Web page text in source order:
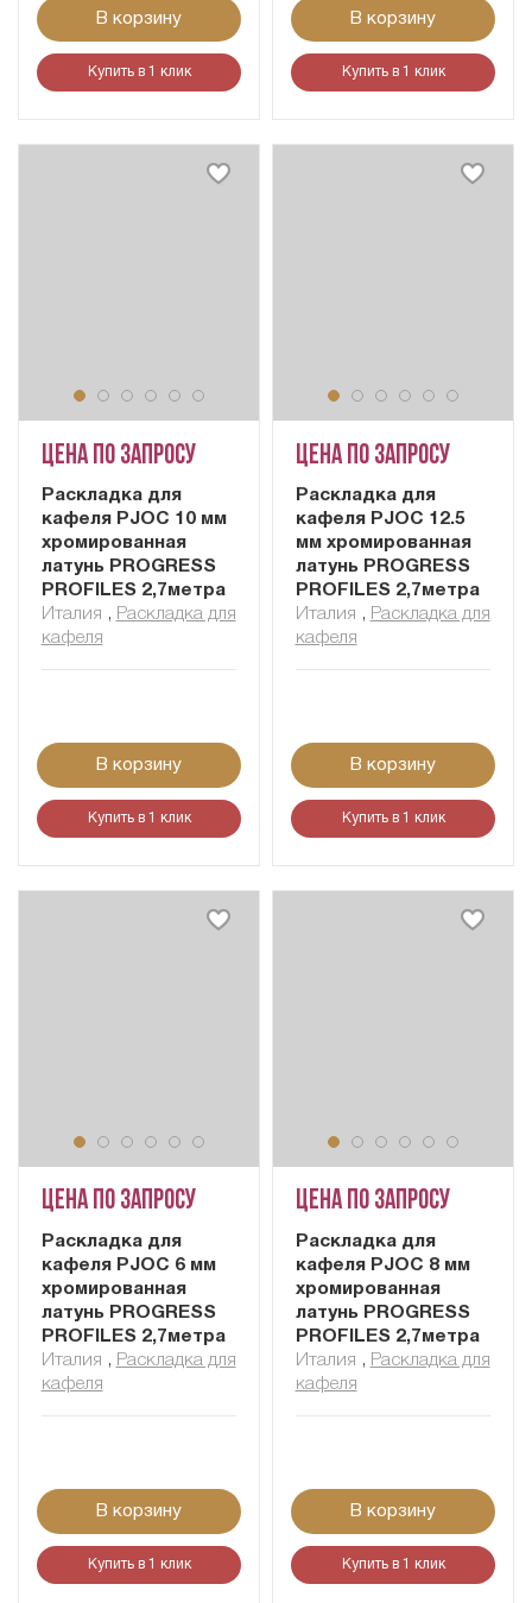
В корзину
Купить в 1 клик
В корзину
Купить в 1 клик
Цена по запросу
Раскладка для
кафеля PJOC 10 мм
хромированная
латунь PROGRESS
PROFILES 2,7метра
Италия , Раскладка для
кафеля
В корзину
Купить в 1 клик
Цена по запросу
Раскладка для
кафеля PJOC 12.5
мм хромированная
латунь PROGRESS
PROFILES 2,7метра
Италия , Раскладка для
кафеля
В корзину
Купить в 1 клик
Цена по запросу
Раскладка для
кафеля PJOC 6 мм
хромированная
латунь PROGRESS
PROFILES 2,7метра
Италия , Раскладка для
кафеля
В корзину
Купить в 1 клик
Цена по запросу
Раскладка для
кафеля PJOC 8 мм
хромированная
латунь PROGRESS
PROFILES 2,7метра
Италия , Раскладка для
кафеля
В корзину
Купить в 1 клик